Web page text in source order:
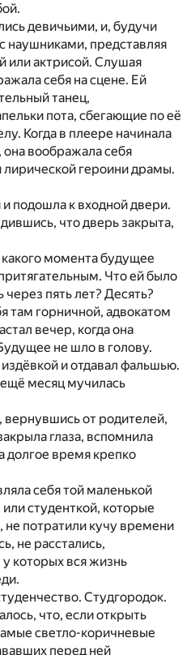
девичьими, и, будучи
наушниками, представляя
или актрисой. Слушая
себя на сцене. Ей
танец,
пота, сбегающие по её
Когда в плеере начинала
она воображала себя
лирической героини драмы.
подошла к входной двери.
что дверь закрыта,
момента будущее
Что ей было
пять лет? Десять?
там горничной, адвокатом
вечер, когда она
не шло в голову.
и отдавал фальшью.
месяц мучилась
вернувшись от родителей,
глаза, вспомнила
долгое время крепко
себя той маленькой
студенткой, которые
потратили кучу времени
не расстались,
у которых вся жизнь
Студгородок.
что, если открыть
светло-коричневые
перед ней